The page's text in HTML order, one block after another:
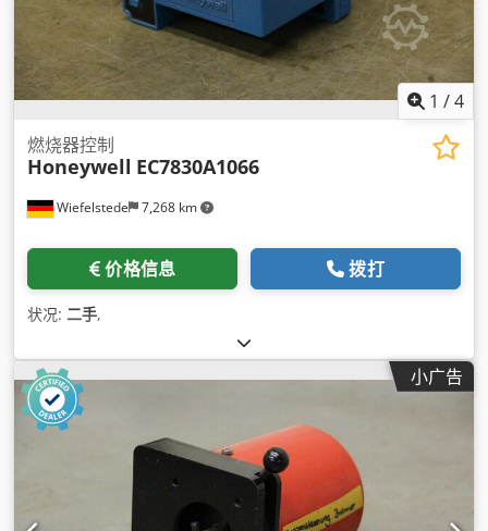
1 /4
Wiefelstede 7,268 km
燃烧器控制
Honeywell EC7830A1066
价格信息 拨打
状况: 二手,
小广告